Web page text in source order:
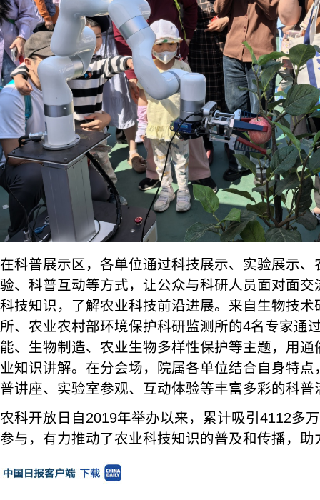
在科普展示区，各单位通过科技展示、实验展示、
验、科普互动等方式，让公众与科研人员面对面
科技知识，了解农业科技前沿进展。来自生物技
所、农业农村部环境保护科研监测所的4名专家通
能、生物制造、农业生物多样性保护等主题，用
业知识讲解。在分会场，院属各单位结合自身特
普讲座、实验室参观、互动体验等丰富多彩的科普
农科开放日自2019年举办以来，累计吸引4112多
参与，有力推动了农业科技知识的普及和传播，